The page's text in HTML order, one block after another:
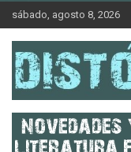
content
sábado, agosto 8, 2026
Distópolis